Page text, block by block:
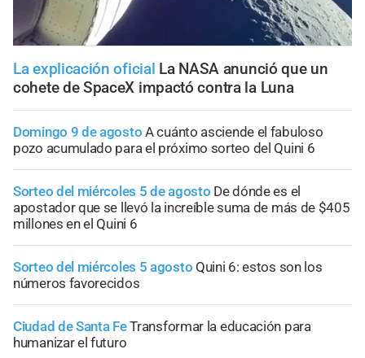
La explicación oficial La NASA anunció que un
cohete de SpaceX impactó contra la Luna
Domingo 9 de agosto A cuánto asciende el fabuloso
pozo acumulado para el próximo sorteo del Quini 6
Sorteo del miércoles 5 de agosto De dónde es el
apostador que se llevó la increíble suma de más de $405
millones en el Quini 6
Sorteo del miércoles 5 agosto Quini 6: estos son los
números favorecidos
Ciudad de Santa FeTransformar la educación para
humanizar el futuro